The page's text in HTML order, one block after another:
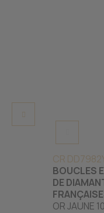
CR
BOUCLES
DE
OR JAUNE